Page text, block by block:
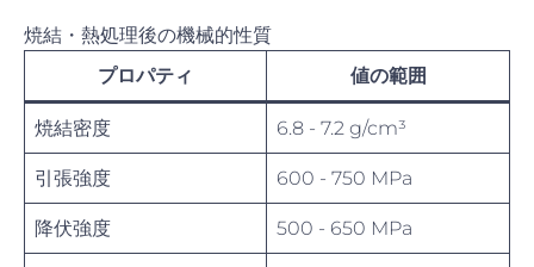
焼結・熱処理後の機械的性質
プロパティ
値の範囲
焼結密度 6.8 - 7.2 g/cm³
引張強度 600 - 750 MPa
降伏強度 500 - 650 MPa